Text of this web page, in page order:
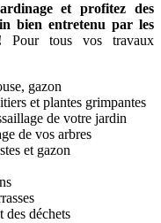
et profitez des
bien entretenu par les
Pour tous vos travaux
gazon
et plantes grimpantes
de votre jardin
de vos arbres
et gazon
des déchets